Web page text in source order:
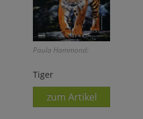
Paula Hammond:
Tiger
zum Artikel